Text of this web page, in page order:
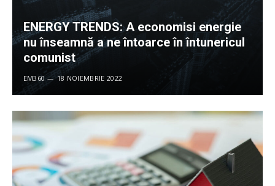
ENERGY TRENDS: A economisi energie
nu înseamnă a ne întoarce în întunericul
comunist
EM360 18 NOIEMBRIE 2022